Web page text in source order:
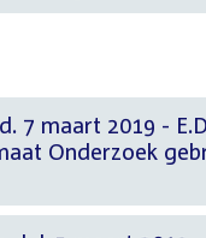
7 maart 2019 -
Onderzoek